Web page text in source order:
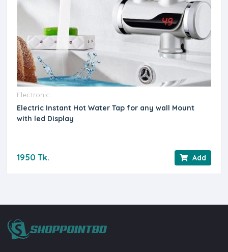
Electronic
Electric Instant Hot Water Tap for any wall Mount
with led Display
1950 Tk. Add